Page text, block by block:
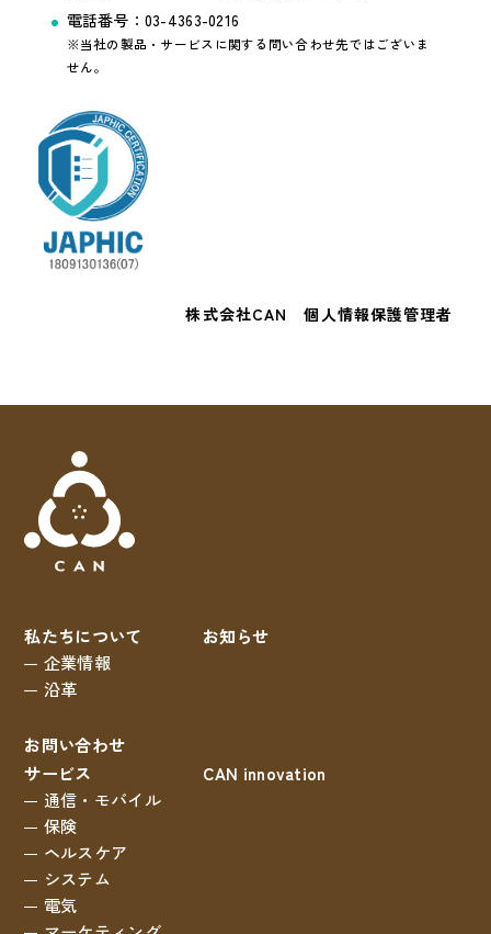
電話番号：03-4363-0216
※当社の製品・サービスに関する問い合わせ先ではございま
せん。
株式会社CAN 個人情報保護管理者
私たちについて
企業情報
沿革
お問い合わせ
お知らせ
サービス
通信・モバイル
保険
ヘルスケア
システム
電気
CAN innovation